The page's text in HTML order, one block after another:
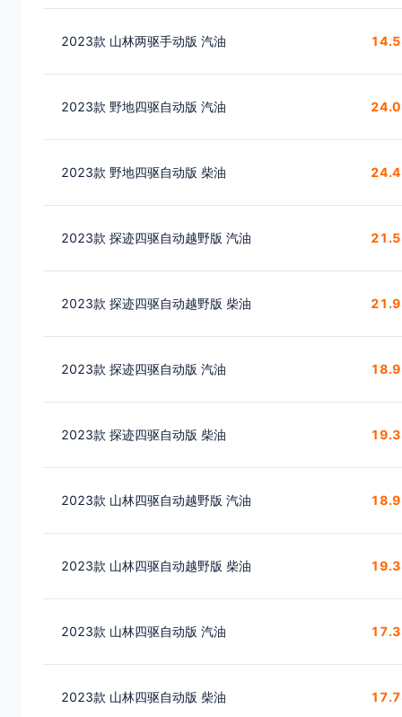
2023款 山林两驱手动版 汽油
2023款 野地四驱自动版 汽油
2023款 野地四驱自动版 柴油
2023款 探迹四驱自动越野版 汽油
2023款 探迹四驱自动越野版 柴油
2023款 探迹四驱自动版 汽油
2023款 探迹四驱自动版 柴油
2023款 山林四驱自动越野版 汽油
2023款 山林四驱自动越野版 柴油
2023款 山林四驱自动版 汽油
2023款 山林四驱自动版 柴油